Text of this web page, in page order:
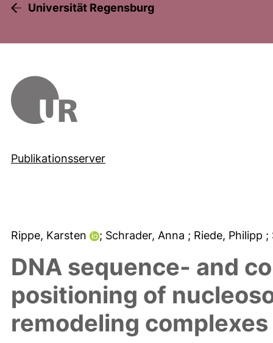
Universität Regensburg
Publikationsserver
Rippe, Karsten ; Schrader, Anna ; Riede, Philipp ;
DNA sequence- and
positioning of
remodeling complexes